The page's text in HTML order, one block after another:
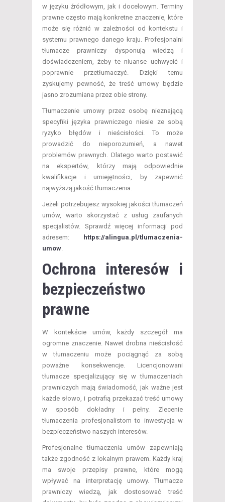
w języku źródłowym, jak i docelowym. Terminy
prawne często mają konkretne znaczenie, które
może się różnić w zależności od kontekstu i
systemu prawnego danego kraju. Profesjonalni
tłumacze prawniczy dysponują wiedzą i
doświadczeniem, żeby te niuanse uchwycić i
poprawnie przetłumaczyć. Dzięki temu
zyskujemy pewność, że treść umowy będzie
jasno zrozumiana przez obie strony.
Tłumaczenie umowy przez osobę nieznającą
specyfiki języka prawniczego niesie ze sobą
ryzyko błędów i nieścisłości. To może
prowadzić do nieporozumień, a nawet
problemów prawnych. Dlatego warto postawić
na ekspertów, którzy mają odpowiednie
kwalifikacje i umiejętności, by zapewnić
najwyższą jakość tłumaczenia.
Jeżeli potrzebujesz wysokiej jakości tłumaczeń
umów, warto skorzystać z usług zaufanych
specjalistów. Sprawdź więcej informacji pod
adresem:
https://alingua.pl/tlumaczenia-
umow.
Ochrona interesów i
bezpieczeństwo
prawne
W kontekście umów, każdy szczegół ma
ogromne znaczenie. Nawet drobna nieścisłość
w tłumaczeniu może pociągnąć za sobą
poważne konsekwencje. Licencjonowani
tłumacze specjalizujący się w tłumaczeniach
prawniczych mają świadomość, jak ważne jest
każde słowo, i potrafią przekazać treść umowy
w sposób dokładny i pełny. Zlecenie
tłumaczenia profesjonalistom to inwestycja w
bezpieczeństwo naszych interesów.
Profesjonalne tłumaczenia umów zapewniają
także zgodność z lokalnym prawem. Każdy kraj
ma swoje przepisy prawne, które mogą
wpływać na interpretację umowy. Tłumacze
prawniczy wiedzą, jak dostosować treść